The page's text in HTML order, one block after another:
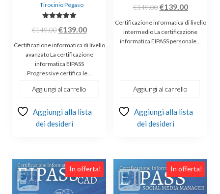
Tirocinio Pegaso
5.00
€149.00 Il
prezzo
originale
era:
€149.00.
€139.00Il
prezzo
attuale
€139.00.
Certificazione informatica di livello
avanzato La certificazione
informatica EIPASS
Progressive certifica le…
Aggiungi al carrello
Aggiungi alla lista
dei desideri
€149.00Il
prezzo
originale
era:
€139.00Il
prezzo
attuale
è:
Certificazione informatica di livello
intermedio La certificazione
informatica EIPASS personale…
Aggiungi al carrello
Aggiungi alla lista
dei desideri
In offerta! In offerta!